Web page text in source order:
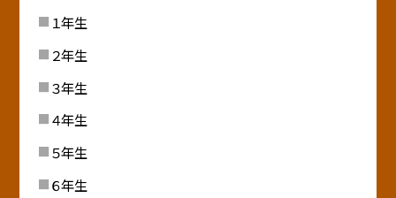
１年生
２年生
３年生
４年生
５年生
６年生